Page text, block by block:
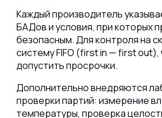
Каждый производитель
БАДов и условия, при которых
безопасным. Для контроля на
систему FIFO (first in — first out),
допустить просрочки.
Дополнительно внедряются
проверки партий: измерение
температуры, проверка